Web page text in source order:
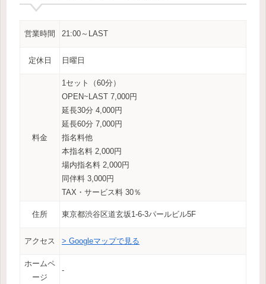
営業時間 21:00～LAST
定休日 日曜日
料金
1セット（60分）
OPEN~LAST 7,000円
延長30分 4,000円
延長60分 7,000円
指名料他
本指名料 2,000円
場内指名料 2,000円
同伴料 3,000円
TAX・サービス料 30％
住所 東京都渋谷区道玄坂1-6-3パールビル5F
アクセス > Googleマップで見る
ホームペ
ージ
‐